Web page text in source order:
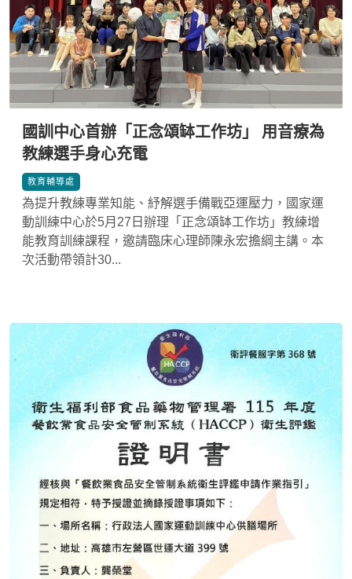
國訓中心首辦「正念頌缽工作坊」 用音療為
教練選手身心充電
教育輔導處 *
為提升教練專業知能、紓解選手備戰亞運壓力，國家運
動訓練中心於5月27日辦理「正念頌缽工作坊」教練增
能教育訓練課程，邀請臨床心理師陳永宏擔綱主講。本
次活動帶領計30...